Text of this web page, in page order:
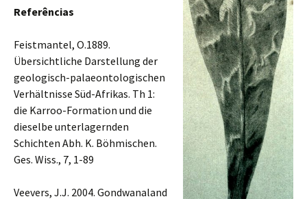
Referências
Feistmantel, O.1889.
Übersichtliche Darstellung der
geologisch-palaeontologischen
Verhältnisse Süd-Afrikas. Th 1:
die Karroo-Formation und die
dieselbe unterlagernden
Schichten Abh. K. Böhmischen.
Ges. Wiss., 7, 1-89
Veevers, J.J. 2004. Gondwanaland